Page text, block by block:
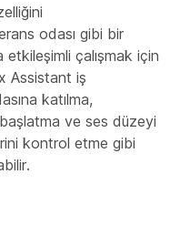
odası gibi bir
çalışmak için
Assistant iş
katılma,
ve ses düzeyi
kontrol etme gibi